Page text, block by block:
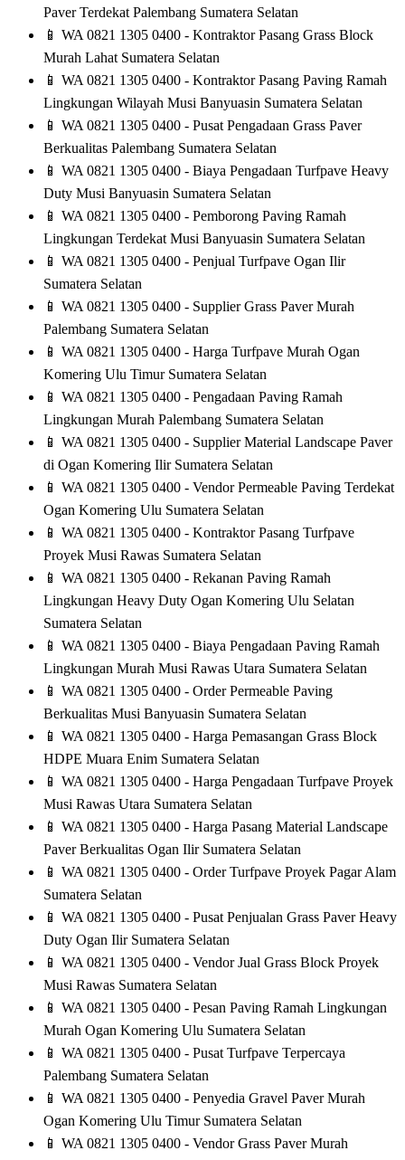
Paver Terdekat Palembang Sumatera Selatan
📱 WA 0821 1305 0400 - Kontraktor Pasang Grass Block
Murah Lahat Sumatera Selatan
📱 WA 0821 1305 0400 - Kontraktor Pasang Paving Ramah
Lingkungan Wilayah Musi Banyuasin Sumatera Selatan
📱 WA 0821 1305 0400 - Pusat Pengadaan Grass Paver
Berkualitas Palembang Sumatera Selatan
📱 WA 0821 1305 0400 - Biaya Pengadaan Turfpave Heavy
Duty Musi Banyuasin Sumatera Selatan
📱 WA 0821 1305 0400 - Pemborong Paving Ramah
Lingkungan Terdekat Musi Banyuasin Sumatera Selatan
📱 WA 0821 1305 0400 - Penjual Turfpave Ogan Ilir
Sumatera Selatan
📱 WA 0821 1305 0400 - Supplier Grass Paver Murah
Palembang Sumatera Selatan
📱 WA 0821 1305 0400 - Harga Turfpave Murah Ogan
Komering Ulu Timur Sumatera Selatan
📱 WA 0821 1305 0400 - Pengadaan Paving Ramah
Lingkungan Murah Palembang Sumatera Selatan
📱 WA 0821 1305 0400 - Supplier Material Landscape Paver
di Ogan Komering Ilir Sumatera Selatan
📱 WA 0821 1305 0400 - Vendor Permeable Paving Terdekat
Ogan Komering Ulu Sumatera Selatan
📱 WA 0821 1305 0400 - Kontraktor Pasang Turfpave
Proyek Musi Rawas Sumatera Selatan
📱 WA 0821 1305 0400 - Rekanan Paving Ramah
Lingkungan Heavy Duty Ogan Komering Ulu Selatan
Sumatera Selatan
📱 WA 0821 1305 0400 - Biaya Pengadaan Paving Ramah
Lingkungan Murah Musi Rawas Utara Sumatera Selatan
📱 WA 0821 1305 0400 - Order Permeable Paving
Berkualitas Musi Banyuasin Sumatera Selatan
📱 WA 0821 1305 0400 - Harga Pemasangan Grass Block
HDPE Muara Enim Sumatera Selatan
📱 WA 0821 1305 0400 - Harga Pengadaan Turfpave Proyek
Musi Rawas Utara Sumatera Selatan
📱 WA 0821 1305 0400 - Harga Pasang Material Landscape
Paver Berkualitas Ogan Ilir Sumatera Selatan
📱 WA 0821 1305 0400 - Order Turfpave Proyek Pagar Alam
Sumatera Selatan
📱 WA 0821 1305 0400 - Pusat Penjualan Grass Paver Heavy
Duty Ogan Ilir Sumatera Selatan
📱 WA 0821 1305 0400 - Vendor Jual Grass Block Proyek
Musi Rawas Sumatera Selatan
📱 WA 0821 1305 0400 - Pesan Paving Ramah Lingkungan
Murah Ogan Komering Ulu Sumatera Selatan
📱 WA 0821 1305 0400 - Pusat Turfpave Terpercaya
Palembang Sumatera Selatan
📱 WA 0821 1305 0400 - Penyedia Gravel Paver Murah
Ogan Komering Ulu Timur Sumatera Selatan
📱 WA 0821 1305 0400 - Vendor Grass Paver Murah